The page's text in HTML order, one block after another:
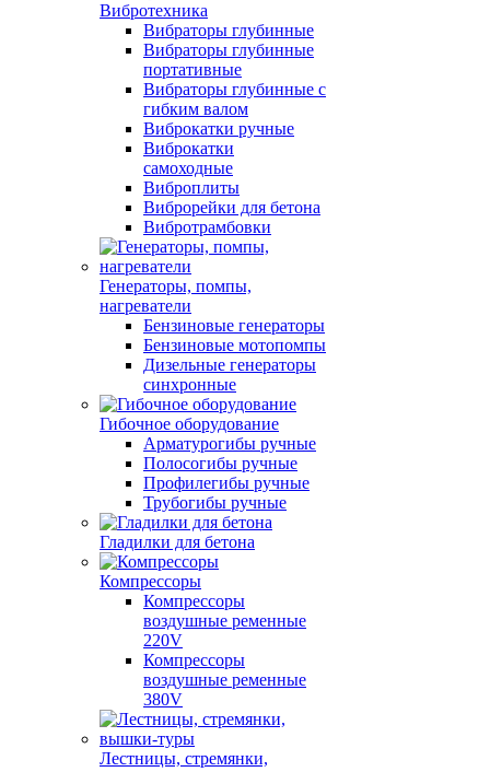
Вибротехника
Вибраторы глубинные
Вибраторы глубинные
портативные
Вибраторы глубинные с
гибким валом
Виброкатки ручные
Виброкатки
самоходные
Виброплиты
Виброрейки для бетона
Вибротрамбовки
Генераторы, помпы,
нагреватели
Бензиновые генераторы
Бензиновые мотопомпы
Дизельные генераторы
синхронные
Гибочное оборудование
Арматурогибы ручные
Полосогибы ручные
Профилегибы ручные
Трубогибы ручные
Гладилки для бетона
Компрессоры
Компрессоры
воздушные ременные
220V
Компрессоры
воздушные ременные
380V
Лестницы, стремянки,